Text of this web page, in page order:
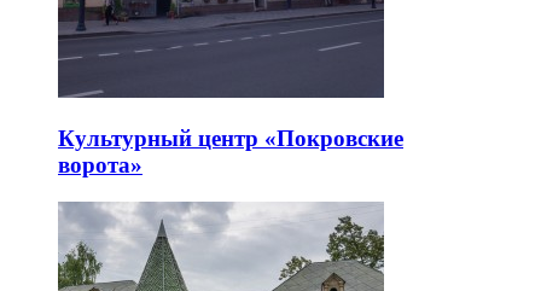
Культурный центр «Покровские
ворота»